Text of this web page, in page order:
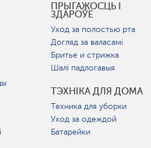
ПРЫГАЖОСЦЬ І
ЗДАРОЎЕ
Уход за полостью рта
Догляд за валасамі
Бритье и стрижка
Шалі падлогавыя
ТЭХНІКА ДЛЯ ДОМА
Техника для уборки
Уход за одеждой
Батарейки